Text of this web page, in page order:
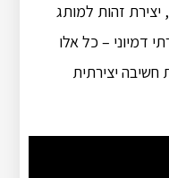
זהות למותג
דמיוני – כל אלו
חשיבה יצירתית